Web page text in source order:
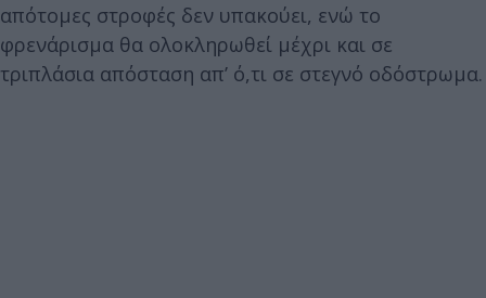
απότομες στροφές δεν υπακούει, ενώ το
φρενάρισμα θα ολοκληρωθεί μέχρι και σε
τριπλάσια απόσταση απ’ ό,τι σε στεγνό οδόστρωμα.